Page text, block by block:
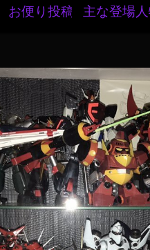
お便り投稿 主な登場